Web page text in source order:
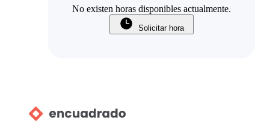
No existen horas disponibles actualmente.
Solicitar hora